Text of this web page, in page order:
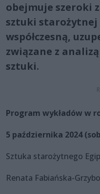
obejmuje szeroki
sztuki starożytnej
współczesną,
związane z
sztuki.
Program wykładów w
5 października 2024
Sztuka starożytnego
Renata Fabiańska-